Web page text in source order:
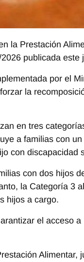
la Prestación
publicada
por el
la
en tres
a familias con
con discapacidad
con dos hijos
la Categoría 3
hijos a cargo.
el acceso
Alimentar,